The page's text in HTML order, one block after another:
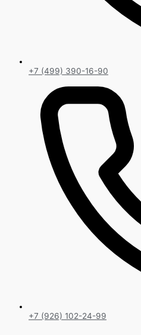
+7 (499) 390-16-90
+7 (926) 102-24-99